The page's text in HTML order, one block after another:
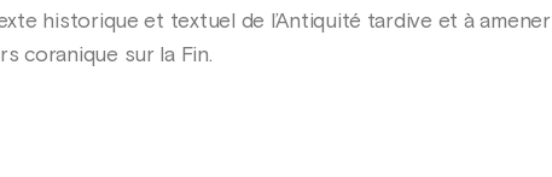
historique et textuel de l’Antiquité tardive et à amener
coranique sur la Fin.